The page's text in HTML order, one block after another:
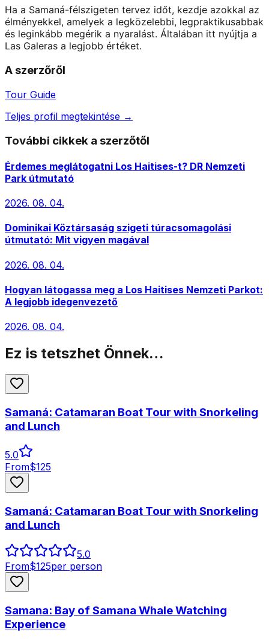
Ha a Samaná-félszigeten tervez időt, kezdje azokkal az
élményekkel, amelyek a legközelebbi, legpraktikusabbak
és leginkább megérik a nyaralást. Általában itt nyújtja a
Las Galeras a legjobb értéket.
A szerzőről
Tour Guide
Teljes profil megtekintése →
További cikkek a szerzőtől
Érdemes meglátogatni Los Haitises-t? DR Nemzeti
Park útmutató
2026. 08. 04.
Dominikai Köztársaság szigeti túracsomagolási
útmutató: Mit vigyen magával
2026. 08. 04.
Hogyan látogassa meg a Los Haitises Nemzeti Parkot:
A legjobb idegenvezető
2026. 08. 04.
Ez is tetszhet Önnek…
Samaná: Catamaran Boat Tour with Snorkeling
and Lunch
5.0
From$125
Samaná: Catamaran Boat Tour with Snorkeling
and Lunch
5.0
From$125per person
Samana: Bay of Samana Whale Watching
Experience